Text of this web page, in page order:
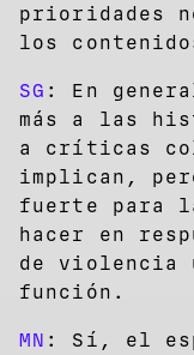
prioridades
los
SG : En
más a las
a críticas
implican,
fuerte para
hacer en
de violencia
función.
MN : Sí, el